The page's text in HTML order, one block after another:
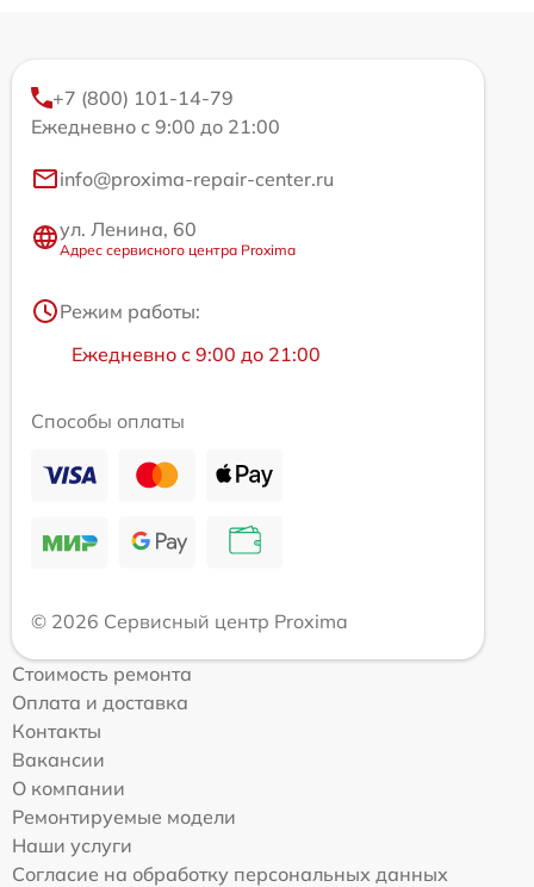
+7 (800) 101-14-79
Ежедневно с 9:00 до 21:00
info@proxima-repair-center.ru
ул. Ленина, 60
Адрес сервисного центра Proxima
Режим работы:
Ежедневно с 9:00 до 21:00
Способы оплаты
© 2026 Сервисный центр Proxima
Стоимость ремонта
Оплата и доставка
Контакты
Вакансии
О компании
Ремонтируемые модели
Наши услуги
Согласие на обработку персональных данных